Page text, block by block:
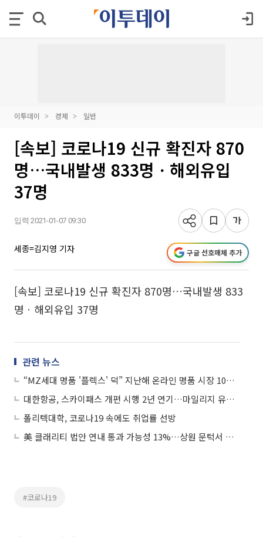
이투데이 경제 일반
[속보] 코로나19 신규 확진자 870
명…국내발생 833명ㆍ해외유입
37명
입력 2021-01-07 09:30
세종=김지영 기자 구글 선호매체 추가
[속보] 코로나19 신규 확진자 870명…국내발생 833
명ㆍ해외유입 37명
관련 뉴스
“MZ세대 명품 '플렉스' 덕” 지난해 온라인 명품 시장 10% 커졌다
대한항공, 스카이패스 개편 시행 2년 연기…마일리지 유효기간 연장
폴리텍대학, 코로나19 속에도 취업률 선방
美 클래리티 법안 연내 통과 가능성 13%…상원 문턱서 제동
#코로나19